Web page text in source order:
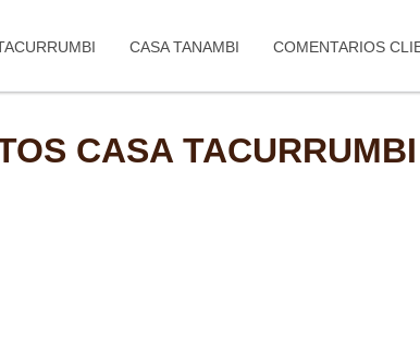
CASA TANAMBI COMENTARIOS
CASA TACURRUMBI